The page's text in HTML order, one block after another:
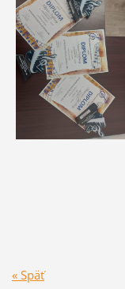
« Späť